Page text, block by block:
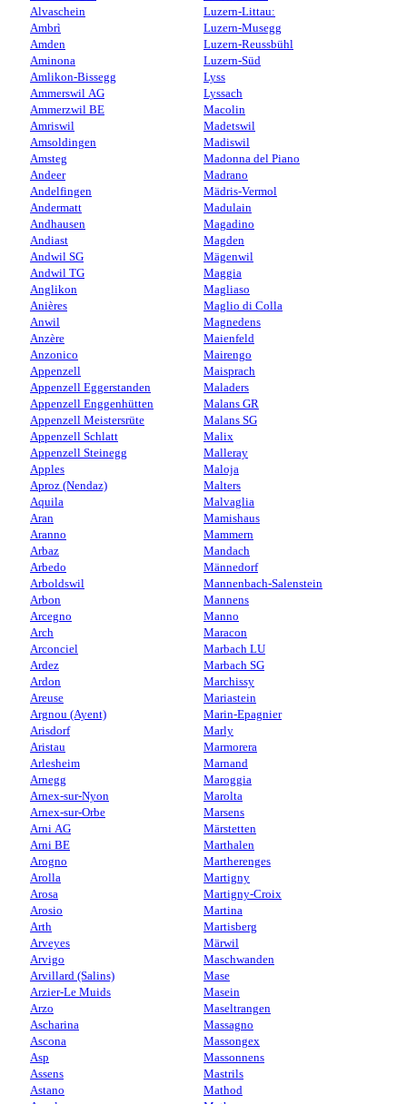
Alvaschein
Ambrì
Amden
Aminona
Amlikon-Bissegg
Ammerswil AG
Ammerzwil BE
Amriswil
Amsoldingen
Amsteg
Andeer
Andelfingen
Andermatt
Andhausen
Andiast
Andwil SG
Andwil TG
Anglikon
Anières
Anwil
Anzère
Anzonico
Appenzell
Appenzell Eggerstanden
Appenzell Enggenhütten
Appenzell Meistersrüte
Appenzell Schlatt
Appenzell Steinegg
Apples
Aproz (Nendaz)
Aquila
Aran
Aranno
Arbaz
Arbedo
Arboldswil
Arbon
Arcegno
Arch
Arconciel
Ardez
Ardon
Areuse
Argnou (Ayent)
Arisdorf
Aristau
Arlesheim
Arnegg
Arnex-sur-Nyon
Arnex-sur-Orbe
Arni AG
Arni BE
Arogno
Arolla
Arosa
Arosio
Arth
Arveyes
Arvigo
Arvillard (Salins)
Arzier-Le Muids
Arzo
Ascharina
Ascona
Asp
Assens
Astano
Luzern-Littau:
Luzern-Musegg
Luzern-Reussbühl
Luzern-Süd
Lyss
Lyssach
Macolin
Madetswil
Madiswil
Madonna del Piano
Madrano
Mädris-Vermol
Madulain
Magadino
Magden
Mägenwil
Maggia
Magliaso
Maglio di Colla
Magnedens
Maienfeld
Mairengo
Maisprach
Maladers
Malans GR
Malans SG
Malix
Malleray
Maloja
Malters
Malvaglia
Mamishaus
Mammern
Mandach
Männedorf
Mannenbach-Salenstein
Mannens
Manno
Maracon
Marbach LU
Marbach SG
Marchissy
Mariastein
Marin-Epagnier
Marly
Marmorera
Marnand
Maroggia
Marolta
Marsens
Märstetten
Marthalen
Martherenges
Martigny
Martigny-Croix
Martina
Martisberg
Märwil
Maschwanden
Mase
Masein
Maseltrangen
Massagno
Massongex
Massonnens
Mastrils
Mathod